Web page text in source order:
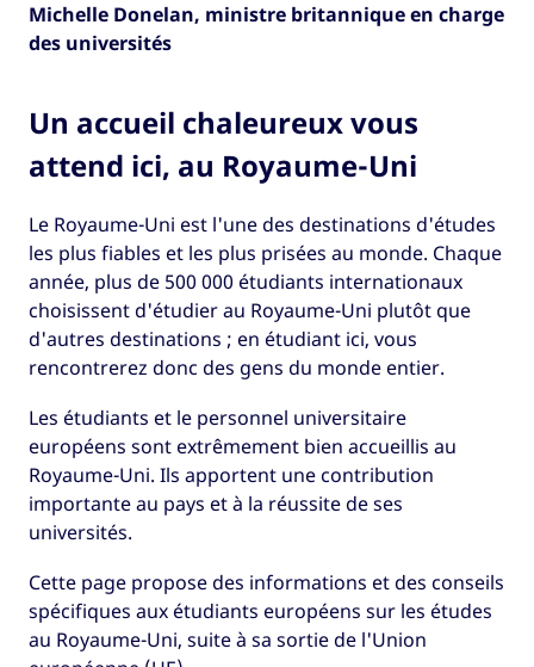
Michelle Donelan, ministre britannique en charge
des universités
Un accueil chaleureux vous
attend ici, au Royaume-Uni
Le Royaume-Uni est l'une des destinations d'études
les plus fiables et les plus prisées au monde. Chaque
année, plus de 500 000 étudiants internationaux
choisissent d'étudier au Royaume-Uni plutôt que
d'autres destinations ; en étudiant ici, vous
rencontrerez donc des gens du monde entier.
Les étudiants et le personnel universitaire
européens sont extrêmement bien accueillis au
Royaume-Uni. Ils apportent une contribution
importante au pays et à la réussite de ses
universités.
Cette page propose des informations et des conseils
spécifiques aux étudiants européens sur les études
au Royaume-Uni, suite à sa sortie de l'Union